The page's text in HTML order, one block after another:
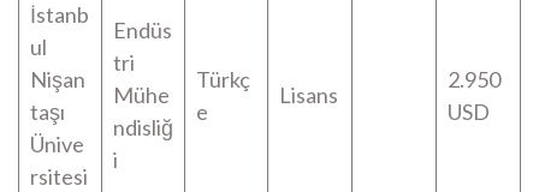
İstanb
ul
Nişan
taşı
Ünive
rsitesi
Endüs
tri
Mühe
ndisliğ
i
Türkç
e
Lisans
2.950
USD